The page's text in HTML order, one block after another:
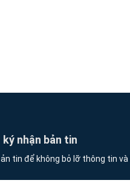
nhận bản tin
tin để không bỏ lỡ thông tin